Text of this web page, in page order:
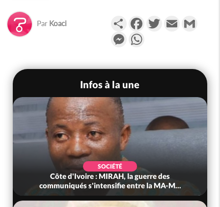
Par Koaci PartagerFacebookTwitterEmail
Messenger
Infos à la une
SOCIÉTÉ
Côte d'Ivoire : MIRAH, la guerre des
communiqués s'intensifie entre la MA-M...